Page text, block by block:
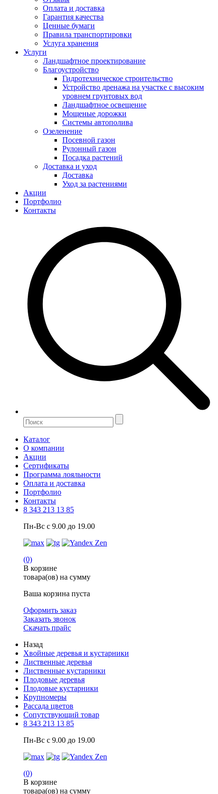
Оплата и доставка
Гарантия качества
Ценные бумаги
Правила транспортировки
Услуга хранения
Услуги
Ландшафтное проектирование
Благоустройство
Гидротехническое строительство
Устройство дренажа на участке с высоким
уровнем грунтовых вод
Ландшафтное освещение
Мощеные дорожки
Системы автополива
Озеленение
Посевной газон
Рулонный газон
Посадка растений
Доставка и уход
Доставка
Уход за растениями
Акции
Портфолио
Контакты
Каталог
О компании
Акции
Сертификаты
Программа лояльности
Оплата и доставка
Портфолио
Контакты
8 343 213 13 85
Пн-Вс с 9.00 до 19.00
(0)
В корзине
товара(ов) на сумму
Ваша корзина пуста
Оформить заказ
Заказать звонок
Скачать прайс
Назад
Хвойные деревья и кустарники
Лиственные деревья
Лиственные кустарники
Плодовые деревья
Плодовые кустарники
Крупномеры
Рассада цветов
Сопутствующий товар
8 343 213 13 85
Пн-Вс с 9.00 до 19.00
(0)
В корзине
товара(ов) на сумму